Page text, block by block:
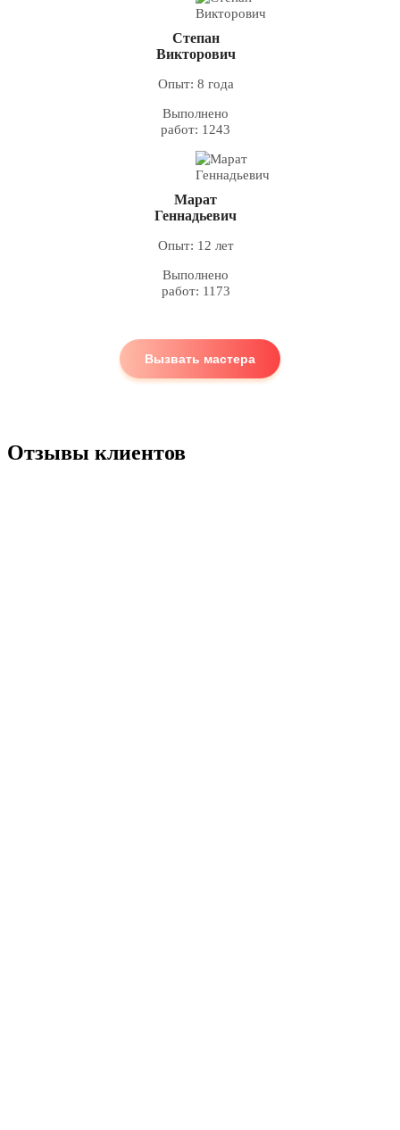
Степан
Викторович
Опыт: 8 года
Выполнено
работ: 1243
Марат
Геннадьевич
Опыт: 12 лет
Выполнено
работ: 1173
Вызвать мастера
Отзывы клиентов